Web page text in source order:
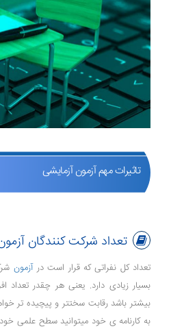
تاثیرات مهم آزمون آزمایشی
تعداد شرکت کنندگان
تعداد کل نفراتی که قرار است در آزمون
بسیار زیادی دارد. یعنی هر چقدر تعداد
بیشتر باشد رقابت سختتر و پیچیده تر
به کارنامه ی خود میتوانید سطح علمی